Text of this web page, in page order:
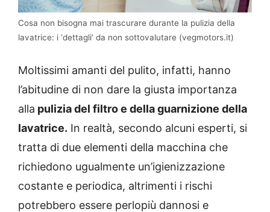
Cosa non bisogna mai trascurare durante la pulizia della
lavatrice: i ‘dettagli’ da non sottovalutare (vegmotors.it)
Moltissimi amanti del pulito, infatti, hanno
l’abitudine di non dare la giusta importanza
alla pulizia del filtro e della guarnizione della
lavatrice. In realtà, secondo alcuni esperti, si
tratta di due elementi della macchina che
richiedono ugualmente un’igienizzazione
costante e periodica, altrimenti i rischi
potrebbero essere perlopiù dannosi e